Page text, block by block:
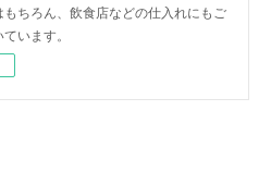
ちろん、飲食店などの仕入れにもご
います。